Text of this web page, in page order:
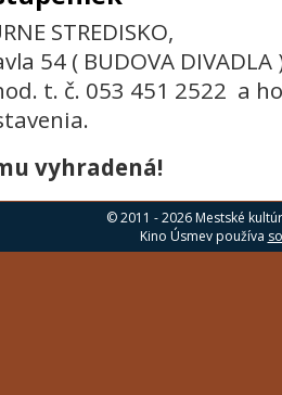
STREDISKO,
54 ( BUDOVA DIVADLA
t. č. 053 451 2522 a
vyhradená!
© 2011 - 2026 Mestské
Kino Úsmev používa